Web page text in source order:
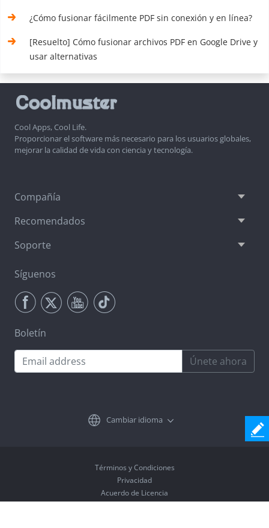
¿Cómo fusionar fácilmente PDF sin conexión y en línea?
[Resuelto] Cómo fusionar archivos PDF en Google Drive y
usar alternativas
Cool Apps, Cool Life.
Proporcionar el software más necesario para los usuarios globales,
mejorar la calidad de vida con ciencia y tecnología.
Compañía
Recomendados
Soporte
Síguenos
Boletín
Únete ahora
Cambiar idioma
Términos y Condiciones
Privacidad
Acuerdo de Licencia